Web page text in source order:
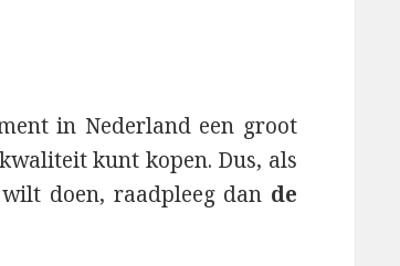
in Nederland een groot
kunt kopen. Dus, als
doen, raadpleeg dan de